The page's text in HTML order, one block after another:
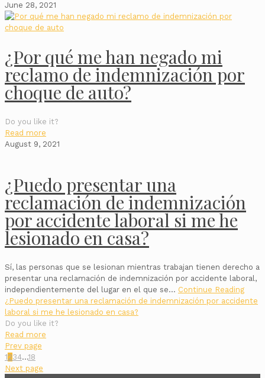
June 28, 2021
¿Por qué me han negado mi
reclamo de indemnización por
choque de auto?
Do you like it?
Read more
August 9, 2021
¿Puedo presentar una
reclamación de indemnización
por accidente laboral si me he
lesionado en casa?
Sí, las personas que se lesionan mientras trabajan tienen derecho a
presentar una reclamación de indemnización por accidente laboral,
independientemente del lugar en el que se… Continue Reading
¿Puedo presentar una reclamación de indemnización por accidente
laboral si me he lesionado en casa?
Do you like it?
Read more
Prev page
1234...18
Next page